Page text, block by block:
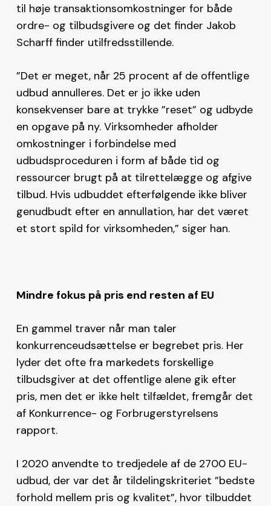
til høje transaktionsomkostninger for både
ordre- og tilbudsgivere og det finder Jakob
Scharff finder utilfredsstillende.
”Det er meget, når 25 procent af de offentlige
udbud annulleres. Det er jo ikke uden
konsekvenser bare at trykke ”reset” og udbyde
en opgave på ny. Virksomheder afholder
omkostninger i forbindelse med
udbudsproceduren i form af både tid og
ressourcer brugt på at tilrettelægge og afgive
tilbud. Hvis udbuddet efterfølgende ikke bliver
genudbudt efter en annullation, har det været
et stort spild for virksomheden,” siger han.
Mindre fokus på pris end resten af EU
En gammel traver når man taler
konkurrenceudsættelse er begrebet pris. Her
lyder det ofte fra markedets forskellige
tilbudsgiver at det offentlige alene gik efter
pris, men det er ikke helt tilfældet, fremgår det
af Konkurrence- og Forbrugerstyrelsens
rapport.
I 2020 anvendte to tredjedele af de 2700 EU-
udbud, der var det år tildelingskriteriet ”bedste
forhold mellem pris og kvalitet”, hvor tilbuddet